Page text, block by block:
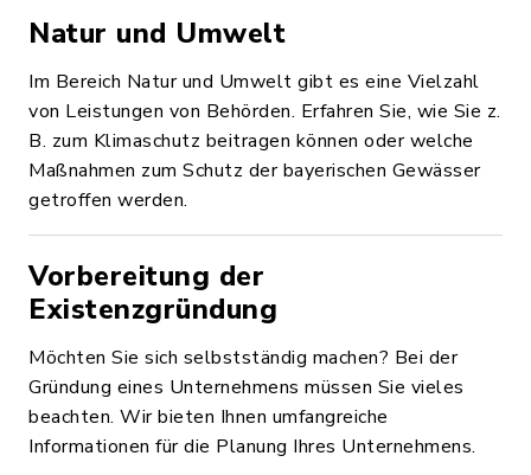
Natur und Umwelt
Im Bereich Natur und Umwelt gibt es eine Vielzahl
von Leistungen von Behörden. Erfahren Sie, wie Sie z.
B. zum Klimaschutz beitragen können oder welche
Maßnahmen zum Schutz der bayerischen Gewässer
getroffen werden.
Vorbereitung der
Existenzgründung
Möchten Sie sich selbstständig machen? Bei der
Gründung eines Unternehmens müssen Sie vieles
beachten. Wir bieten Ihnen umfangreiche
Informationen für die Planung Ihres Unternehmens.